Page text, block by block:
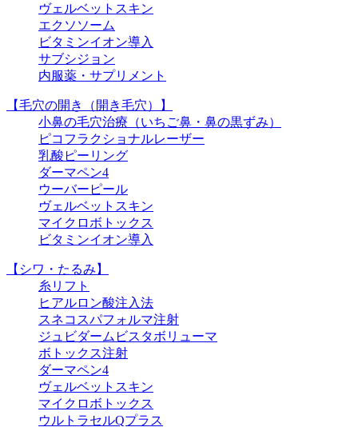
ヴェルベットスキン
エクソソーム
ビタミンイオン導入
サブシジョン
内服薬・サプリメント
【毛穴の開き（開き毛穴）】
小鼻の毛穴治療（いちご鼻・鼻の黒ずみ）
ピコフラクショナルレーザー
乳酸ピーリング
ダーマペン4
ウーバーピール
ヴェルベットスキン
マイクロボトックス
ビタミンイオン導入
【シワ・たるみ】
糸リフト
ヒアルロン酸注入法
スネコスパフォルマ注射
ジュビダームビスタボリューマ
ボトックス注射
ダーマペン4
ヴェルベットスキン
マイクロボトックス
ウルトラセルQプラス